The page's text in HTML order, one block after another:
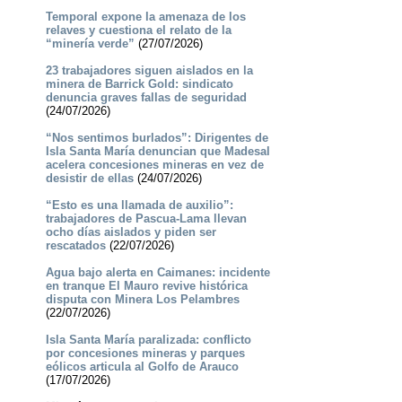
Temporal expone la amenaza de los
relaves y cuestiona el relato de la
“minería verde” (27/07/2026)
23 trabajadores siguen aislados en la
minera de Barrick Gold: sindicato
denuncia graves fallas de seguridad
(24/07/2026)
“Nos sentimos burlados”: Dirigentes de
Isla Santa María denuncian que Madesal
acelera concesiones mineras en vez de
desistir de ellas(24/07/2026)
“Esto es una llamada de auxilio”:
trabajadores de Pascua-Lama llevan
ocho días aislados y piden ser
rescatados(22/07/2026)
Agua bajo alerta en Caimanes: incidente
en tranque El Mauro revive histórica
disputa con Minera Los Pelambres
(22/07/2026)
Isla Santa María paralizada: conflicto
por concesiones mineras y parques
eólicos articula al Golfo de Arauco
(17/07/2026)